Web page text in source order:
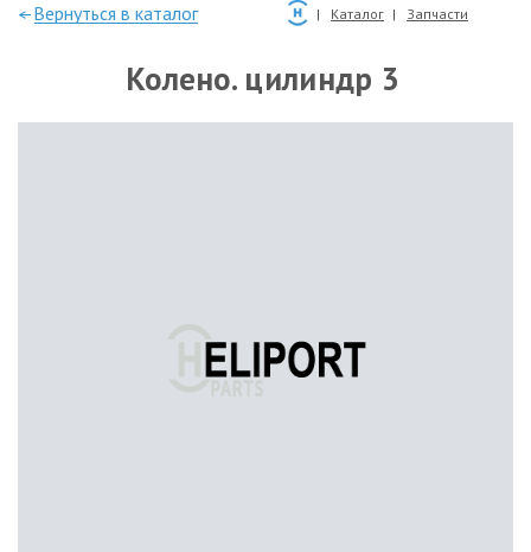
—Вернуться в каталог Каталог Запчасти
Колено. цилиндр 3